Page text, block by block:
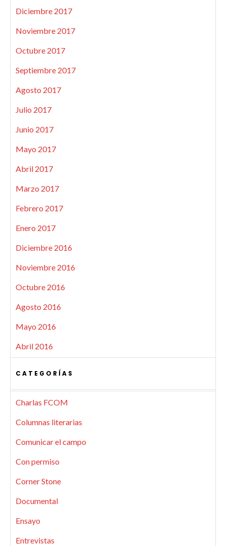
Diciembre 2017
Noviembre 2017
Octubre 2017
Septiembre 2017
Agosto 2017
Julio 2017
Junio 2017
Mayo 2017
Abril 2017
Marzo 2017
Febrero 2017
Enero 2017
Diciembre 2016
Noviembre 2016
Octubre 2016
Agosto 2016
Mayo 2016
Abril 2016
CATEGORÍAS
Charlas FCOM
Columnas literarias
Comunicar el campo
Con permiso
Corner Stone
Documental
Ensayo
Entrevistas